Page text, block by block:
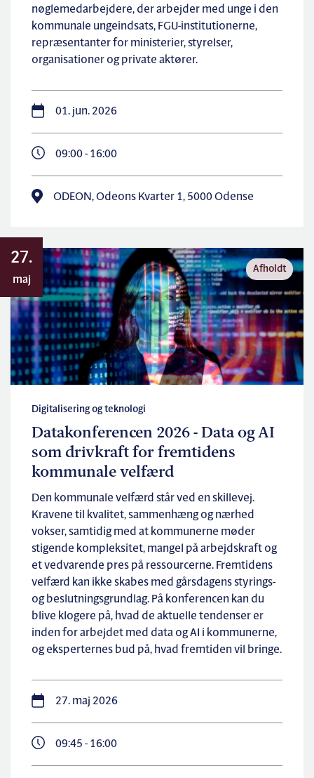
nøglemedarbejdere, der arbejder med unge i den
kommunale ungeindsats, FGU-institutionerne,
repræsentanter for ministerier, styrelser,
organisationer og private aktører.
01. jun. 2026
09:00 - 16:00
ODEON, Odeons Kvarter 1, 5000 Odense
27.
maj
Afholdt
Digitalisering og teknologi
Datakonferencen 2026 - Data og AI
som drivkraft for fremtidens
kommunale velfærd
Den kommunale velfærd står ved en skillevej.
Kravene til kvalitet, sammenhæng og nærhed
vokser, samtidig med at kommunerne møder
stigende kompleksitet, mangel på arbejdskraft og
et vedvarende pres på ressourcerne. Fremtidens
velfærd kan ikke skabes med gårsdagens styrings-
og beslutningsgrundlag. På konferencen kan du
blive klogere på, hvad de aktuelle tendenser er
inden for arbejdet med data og AI i kommunerne,
og eksperternes bud på, hvad fremtiden vil bringe.
27. maj 2026
09:45 - 16:00